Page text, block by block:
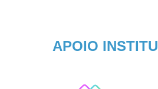
APOIO